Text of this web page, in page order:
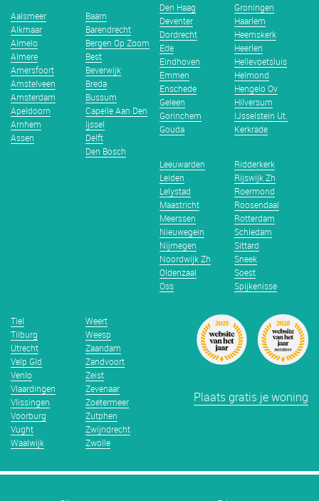
Aalsmeer
Alkmaar
Almelo
Almere
Amersfoort
Amstelveen
Amsterdam
Apeldoorn
Arnhem
Assen
Baarn
Barendrecht
Bergen Op Zoom
Best
Beverwijk
Breda
Bussum
Capelle Aan Den
Ijssel
Delft
Den Bosch
Den Haag
Deventer
Dordrecht
Ede
Eindhoven
Emmen
Enschede
Geleen
Gorinchem
Gouda
Groningen
Haarlem
Heemskerk
Heerlen
Hellevoetsluis
Helmond
Hengelo Ov
Hilversum
IJsselstein Ut.
Kerkrade
Leeuwarden
Leiden
Lelystad
Maastricht
Meerssen
Nieuwegein
Nijmegen
Noordwijk Zh
Oldenzaal
Oss
Ridderkerk
Rijswijk Zh
Roermond
Roosendaal
Rotterdam
Schiedam
Sittard
Sneek
Soest
Spijkenisse
Tiel
Tilburg
Utrecht
Velp Gld
Venlo
Vlaardingen
Vlissingen
Voorburg
Vught
Waalwijk
Weert
Weesp
Zaandam
Zandvoort
Zeist
Zevenaar
Zoetermeer
Zutphen
Zwijndrecht
Zwolle
Plaats gratis je woning